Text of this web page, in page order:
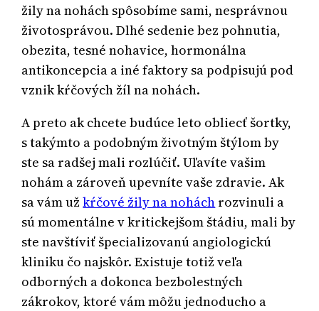
žily na nohách spôsobíme sami, nesprávnou
životosprávou. Dlhé sedenie bez pohnutia,
obezita, tesné nohavice, hormonálna
antikoncepcia a iné faktory sa podpisujú pod
vznik kŕčových žíl na nohách.
A preto ak chcete budúce leto obliecť šortky,
s takýmto a podobným životným štýlom by
ste sa radšej mali rozlúčiť. Uľavíte vašim
nohám a zároveň upevníte vaše zdravie. Ak
sa vám užkŕčové žily na nohách rozvinuli a
sú momentálne v kritickejšom štádiu, mali by
ste navštíviť špecializovanú angiologickú
kliniku čo najskôr. Existuje totiž veľa
odborných a dokonca bezbolestných
zákrokov, ktoré vám môžu jednoducho a